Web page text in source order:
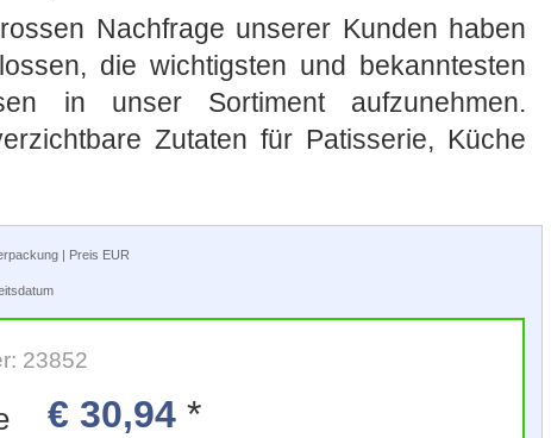
Nachfrage unserer Kunden haben
die wichtigsten und bekanntesten
in unser Sortiment aufzunehmen.
Zutaten für Patisserie, Küche
| Preis EUR
23852
€ 30,94*